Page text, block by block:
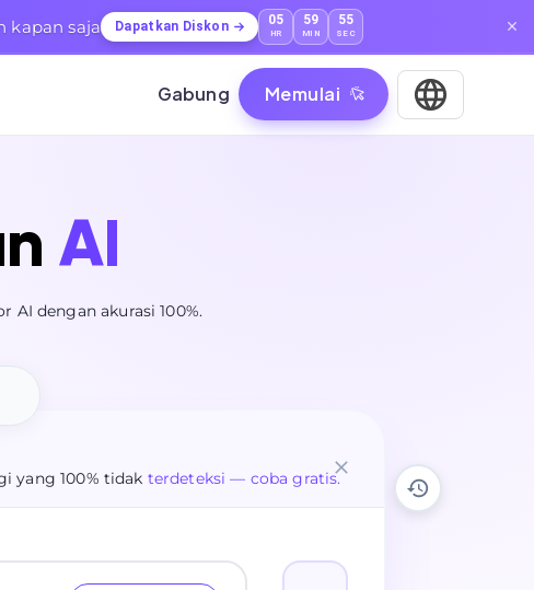
kapan saja Dapatkan Diskon 05
HR
59
MIN
53
SEC
Gabung Memulai
AI
AI dengan akurasi 100%.
yang 100% tidak terdeteksi — coba gratis.